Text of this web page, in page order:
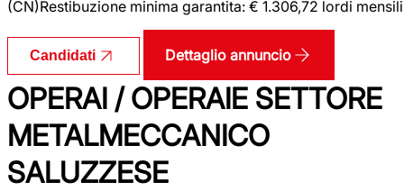
(CN)Restibuzione minima garantita: € 1.306,72 lordi mensili
Candidati Dettaglio annuncio
OPERAI / OPERAIE SETTORE
METALMECCANICO
SALUZZESE